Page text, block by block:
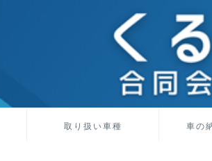
取り扱い車種 車の